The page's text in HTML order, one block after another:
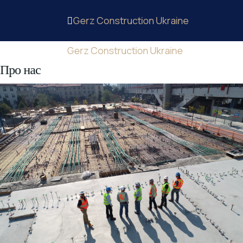
Gerz Construction Ukraine
Gerz Construction Ukraine
Про нас